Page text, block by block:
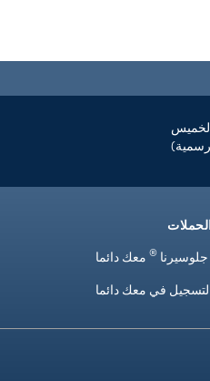
جلوسيرنا ® معك دائما
في معك دائما